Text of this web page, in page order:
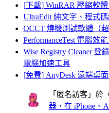
[下載] WinRAR 壓縮軟
UltraEdit 純文字、程式
OCCT 燒機測試軟體（
PerformanceTest 電腦效
Wise Registry Cleaner 登
電腦加速工具
[免費] AnyDesk 遠端桌
「 匿名訪客 」於
器，在 iPhone、